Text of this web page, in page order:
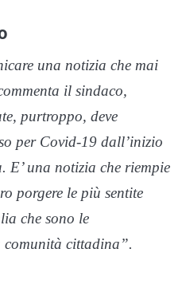
una notizia che mai
il sindaco,
purtroppo, deve
per Covid-19 dall’inizio
E’ una notizia che riempie
porgere le più sentite
che sono le
comunità cittadina”.